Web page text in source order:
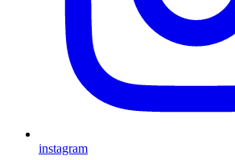
instagram